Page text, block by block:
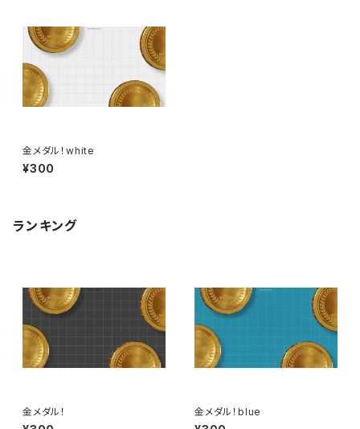
金メダル！white
¥300
ランキング
金メダル！ 金メダル！blue